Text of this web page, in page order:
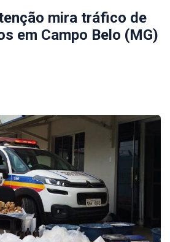
mira tráfico de
em Campo Belo (MG)